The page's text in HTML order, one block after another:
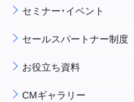
セミナー・イベント
セールスパートナー制度
お役立ち資料
CMギャラリー